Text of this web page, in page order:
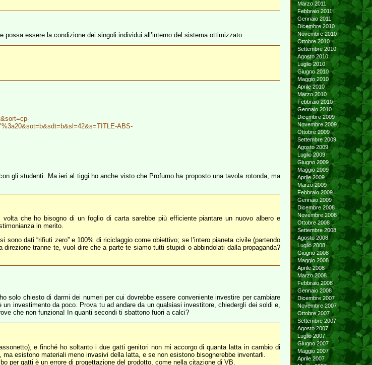
essere la condizione dei singoli individui all’interno del sistema ottimizzato.
ABS-
gli studenti. Ma ieri al tiggi ho anche visto che Profumo ha proposto una tavola rotonda, ma
che ho bisogno di un foglio di carta sarebbe più efficiente piantare un nuovo albero e
in merito.
dati “rifiuti zero” e 100% di riciclaggio come obiettivo; se l’intero pianeta civile (partendo
tranne te, vuol dire che a parte te siamo tutti stupidi o abbindolati dalla propaganda?
solo chiesto di darmi dei numeri per cui dovrebbe essere conveniente investire per cambiare
investimento da poco. Prova tu ad andare da un qualsiasi investitore, chiedergli dei soldi e,
che non funziona! In quanti secondi ti sbattono fuori a calci?
e finché ho soltanto i due gatti genitori non mi accorgo di quanta latta in cambio di
esistono materiali meno invasivi della latta, e se non esistono bisognerebbe inventarli.
per gatti è un errore di progettazione del prodotto, come nella citazione di VB.
Marzo 2011
Febbraio 2011
Gennaio 2011
Dicembre 2010
Novembre 2010
Ottobre 2010
Settembre 2010
Agosto 2010
Luglio 2010
Giugno 2010
Maggio 2010
Aprile 2010
Marzo 2010
Febbraio 2010
Gennaio 2010
Dicembre 2009
Novembre 2009
Ottobre 2009
Settembre 2009
Agosto 2009
Luglio 2009
Giugno 2009
Maggio 2009
Aprile 2009
Marzo 2009
Febbraio 2009
Gennaio 2009
Dicembre 2008
Novembre 2008
Ottobre 2008
Settembre 2008
Agosto 2008
Luglio 2008
Giugno 2008
Maggio 2008
Aprile 2008
Marzo 2008
Febbraio 2008
Gennaio 2008
Dicembre 2007
Novembre 2007
Ottobre 2007
Settembre 2007
Agosto 2007
Luglio 2007
Giugno 2007
Maggio 2007
Aprile 2007